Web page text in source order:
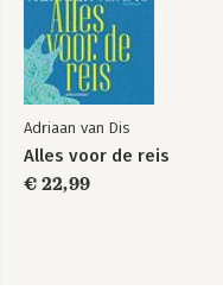
Adriaan van Dis
Alles voor de reis
€ 22,99